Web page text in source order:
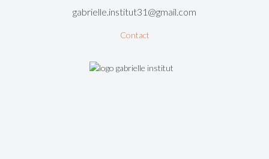
gabrielle.institut31@gmail.com
Contact